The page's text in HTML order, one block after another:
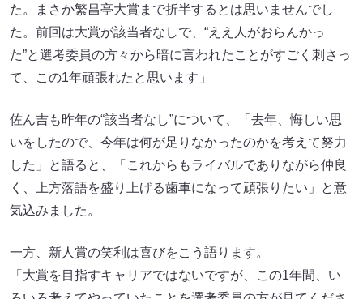
た。まさか繁昌亭大賞まで折半するとは思いませんでし
た。前回は大賞が該当者なしで、“ええ人がおらんかっ
た”と選考委員の方々から暗に言われたことがすごく刺さっ
て、この1年頑張れたと思います」
佐ん吉も昨年の“該当者なし”について、「去年、悔しい思
いをしたので、今年は何が足りなかったのかを考えて努力
した」と語ると、「これからもライバルでありながら仲良
く、上方落語を盛り上げる歯車になって頑張りたい」と意
気込みました。
一方、新人賞の笑利は喜びをこう語ります。
「大賞を目指すキャリアではないですが、この1年間、い